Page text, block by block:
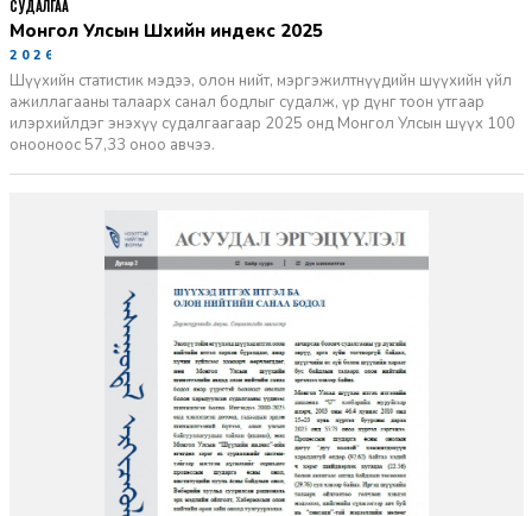
Монгол Улсын Шүүхийн индекс 2025
2026-06-11
Шүүхийн статистик мэдээ, олон нийт, мэргэжилтнүүдийн шүүхийн үйл
ажиллагааны талаарх санал бодлыг судалж, үр дүнг тоон утгаар
илэрхийлдэг энэхүү судалгаагаар 2025 онд Монгол Улсын шүүх 100
онооноос 57,33 оноо авчээ.
СУДАЛГАА